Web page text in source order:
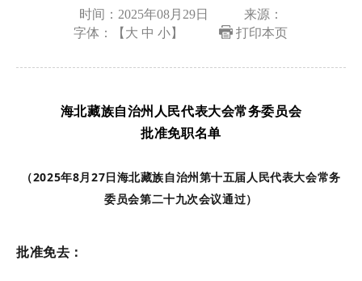
时间：2025年08月29日
来源：
字体：【 大 中 小】 打印本页
海北藏族自治州人民代表大会常务委员会
批准免职名单
（2025年8月27日海北藏族自治州第十五届人民代表大会常务
委员会第二十九次会议通过）
批准免去：